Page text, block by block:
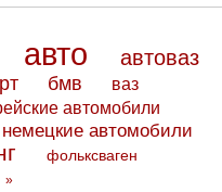
авто автоваз
бмв ваз
автомобили
немецкие автомобили
фольксваген
»